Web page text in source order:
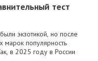
тест
экзотикой, но после
марок популярность
в 2025 году в России